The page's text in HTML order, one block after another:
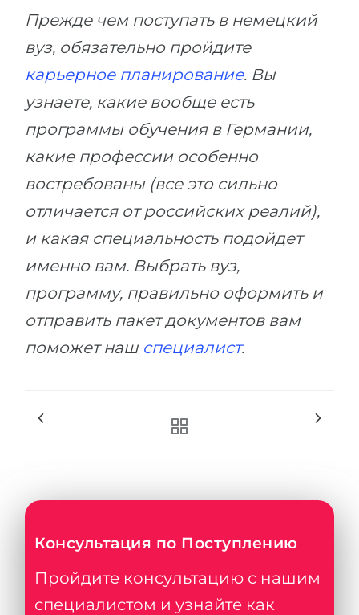
Прежде чем поступать в немецкий
вуз, обязательно пройдите
карьерное планирование. Вы
узнаете, какие вообще есть
программы обучения в Германии,
какие профессии особенно
востребованы (все это сильно
отличается от российских реалий),
и какая специальность подойдет
именно вам. Выбрать вуз,
программу, правильно оформить и
отправить пакет документов вам
поможет наш специалист.
Консультация по Поступлению
Пройдите консультацию с нашим
специалистом и узнайте как